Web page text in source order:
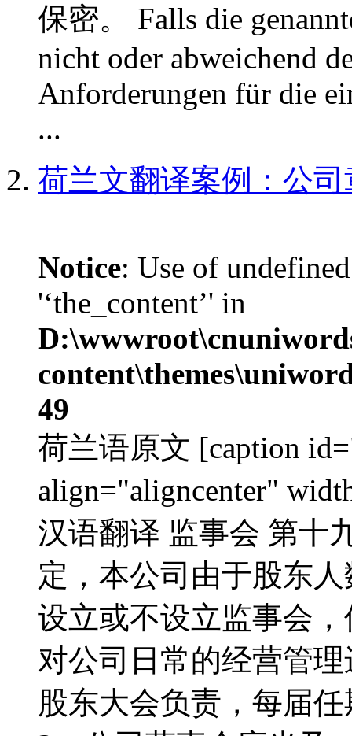
保密。 Falls die
nicht oder abweichend
Anforderungen für die
...
荷兰文翻译案例：公
Notice: Use of
'‘the_content’' in
49
荷兰语原文 [caption
align="aligncenter"
汉语翻译 监事会 第十
定，本公司由于股东
设立或不设立监事会
对公司日常的经营管
股东大会负责，每届